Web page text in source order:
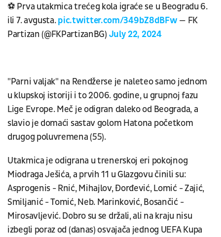
⚽ Prva utakmica trećeg kola igraće se u Beogradu 6.
ili 7. avgusta.pic.twitter.com/349bZ8dBFw— FK
Partizan (@FKPartizanBG) July 22, 2024
"Parni valjak" na Rendžerse je naleteo samo jednom
u klupskoj istoriji i to 2006. godine, u grupnoj fazu
Lige Evrope. Meč je odigran daleko od Beograda, a
slavio je domaći sastav golom Hatona početkom
drugog poluvremena (55).
Utakmica je odigrana u trenerskoj eri pokojnog
Miodraga Ješića, a prvih 11 u Glazgovu činili su:
Asprogenis - Rnić, Mihajlov, Đorđević, Lomić - Zajić,
Smiljanić - Tomić, Neb. Marinković, Bosančić -
Mirosavljević. Dobro su se držali, ali na kraju nisu
izbegli poraz od (danas) osvajača jednog UEFA Kupa